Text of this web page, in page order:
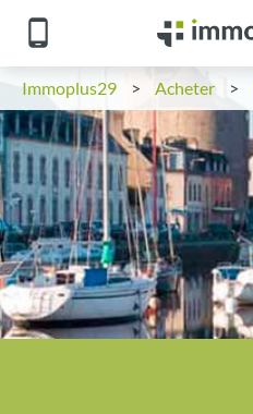
Immoplus29 > Acheter >